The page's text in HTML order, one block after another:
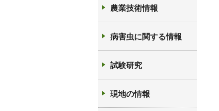
農業技術情報
病害虫に関する情報
試験研究
現地の情報